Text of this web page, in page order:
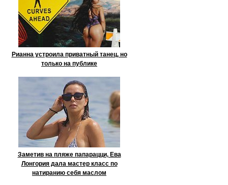
Рианна устроила приватный танец, но
только на публике
Заметив на пляже папарацци, Ева
Лонгория дала мастер класс по
натиранию себя маслом